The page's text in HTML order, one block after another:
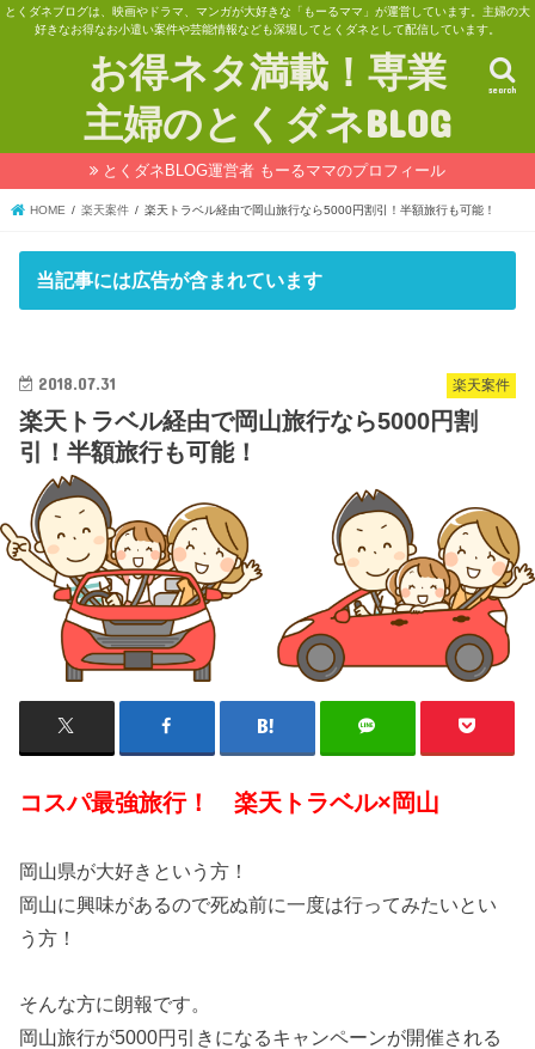
とくダネブログは、映画やドラマ、マンガが大好きな「もーるママ」が運営しています。主婦の大
好きなお得なお小遣い案件や芸能情報なども深堀してとくダネとして配信しています。
お得ネタ満載！専業
主婦のとくダネBLOG
search
とくダネBLOG運営者 もーるママのプロフィール
HOME 楽天案件 楽天トラベル経由で岡山旅行なら5000円割引！半額旅行も可能！
当記事には広告が含まれています
楽天案件
2018.07.31
楽天トラベル経由で岡山旅行なら5000円割
引！半額旅行も可能！
コスパ最強旅行！ 楽天トラベル×岡山
岡山県が大好きという方！
岡山に興味があるので死ぬ前に一度は行ってみたいとい
う方！
そんな方に朗報です。
岡山旅行が5000円引きになるキャンペーンが開催される